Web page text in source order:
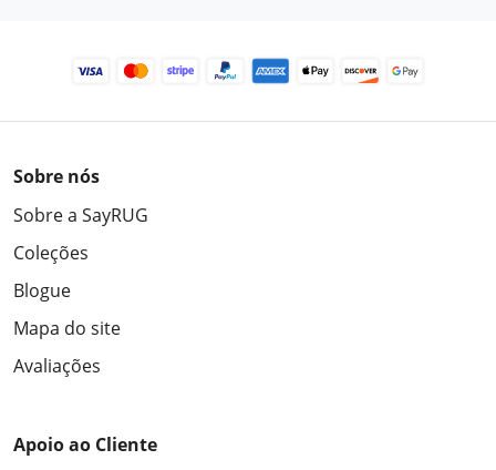
Sobre nós
Sobre a SayRUG
Coleções
Blogue
Mapa do site
Avaliações
Apoio ao Cliente